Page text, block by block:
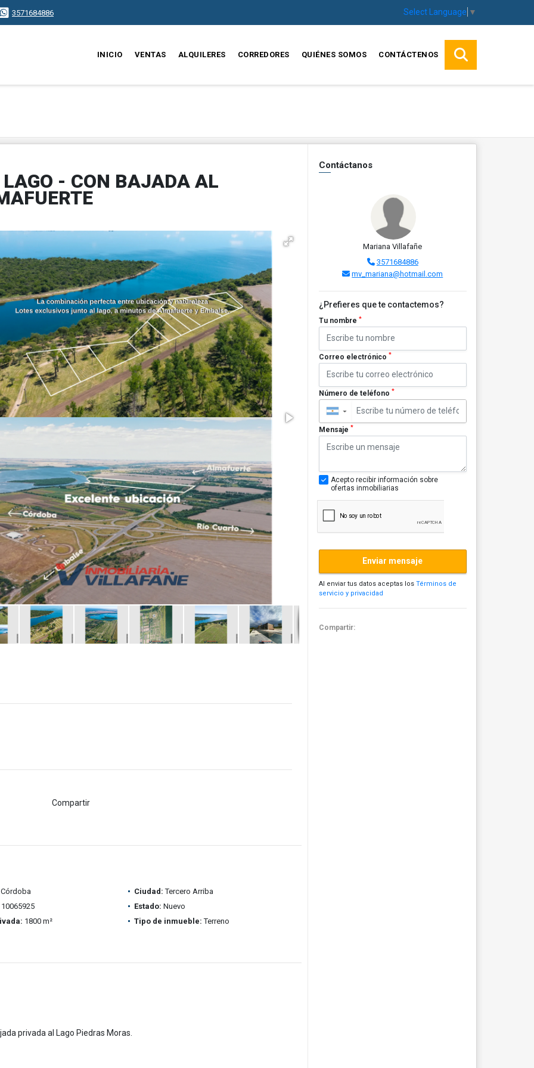
3571684886 Select Language ▼
INICIO VENTAS ALQUILERES CORREDORES QUIÉNES SOMOS CONTÁCTENOS
- CON BAJADA AL
Compartir
Ciudad: Tercero Arriba
Estado: Nuevo
1800 m² Tipo de inmueble: Terreno
privada al Lago Piedras Moras.
Contáctanos
Mariana Villafañe
3571684886
mv_mariana@hotmail.com
¿Prefieres que te contactemos?
Tu nombre *
Correo electrónico *
Número de teléfono *
▼
Mensaje *
Acepto recibir información sobre
ofertas inmobiliarias
Enviar mensaje
Al enviar tus datos aceptas los Términos de
servicio y privacidad
Compartir: